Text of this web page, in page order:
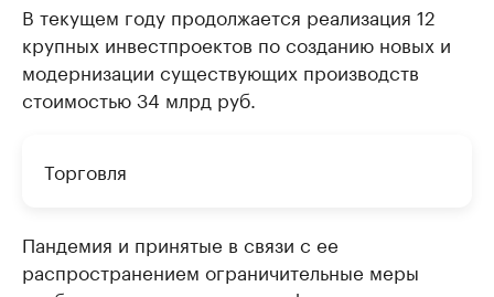
В текущем году продолжается реализация 12
крупных инвестпроектов по созданию новых и
модернизации существующих производств
стоимостью 34 млрд руб.
Торговля
Пандемия и принятые в связи с ее
распространением ограничительные меры